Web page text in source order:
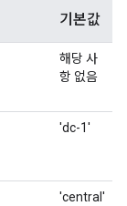
기본값
해당 사
항 없음
'dc-1'
'central'